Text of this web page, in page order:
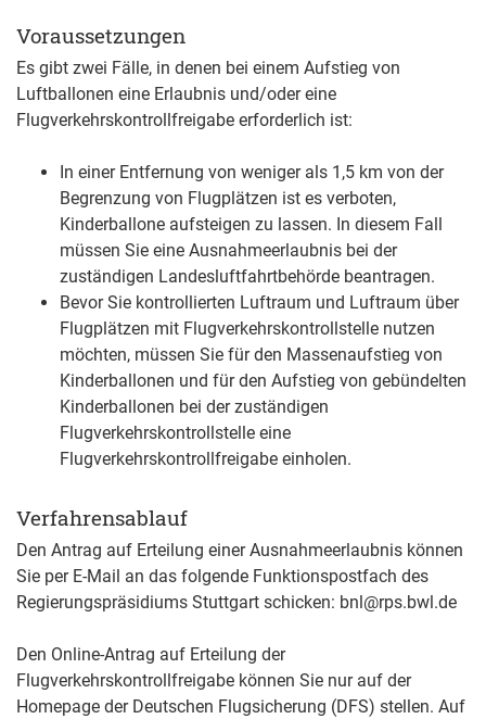
Voraussetzungen
Es gibt zwei Fälle, in denen bei einem Aufstieg von
Luftballonen eine Erlaubnis und/oder eine
Flugverkehrskontrollfreigabe erforderlich ist:
In einer Entfernung von weniger als 1,5 km von der
Begrenzung von Flugplätzen ist es verboten,
Kinderballone aufsteigen zu lassen. In diesem Fall
müssen Sie eine Ausnahmeerlaubnis bei der
zuständigen Landesluftfahrtbehörde beantragen.
Bevor Sie kontrollierten Luftraum und Luftraum über
Flugplätzen mit Flugverkehrskontrollstelle nutzen
möchten, müssen Sie für den Massenaufstieg von
Kinderballonen und für den Aufstieg von gebündelten
Kinderballonen bei der zuständigen
Flugverkehrskontrollstelle eine
Flugverkehrskontrollfreigabe einholen.
Verfahrensablauf
Den Antrag auf Erteilung einer Ausnahmeerlaubnis können
Sie per E-Mail an das folgende Funktionspostfach des
Regierungspräsidiums Stuttgart schicken: bnl@rps.bwl.de
Den Online-Antrag auf Erteilung der
Flugverkehrskontrollfreigabe können Sie nur auf der
Homepage der Deutschen Flugsicherung (DFS) stellen. Auf